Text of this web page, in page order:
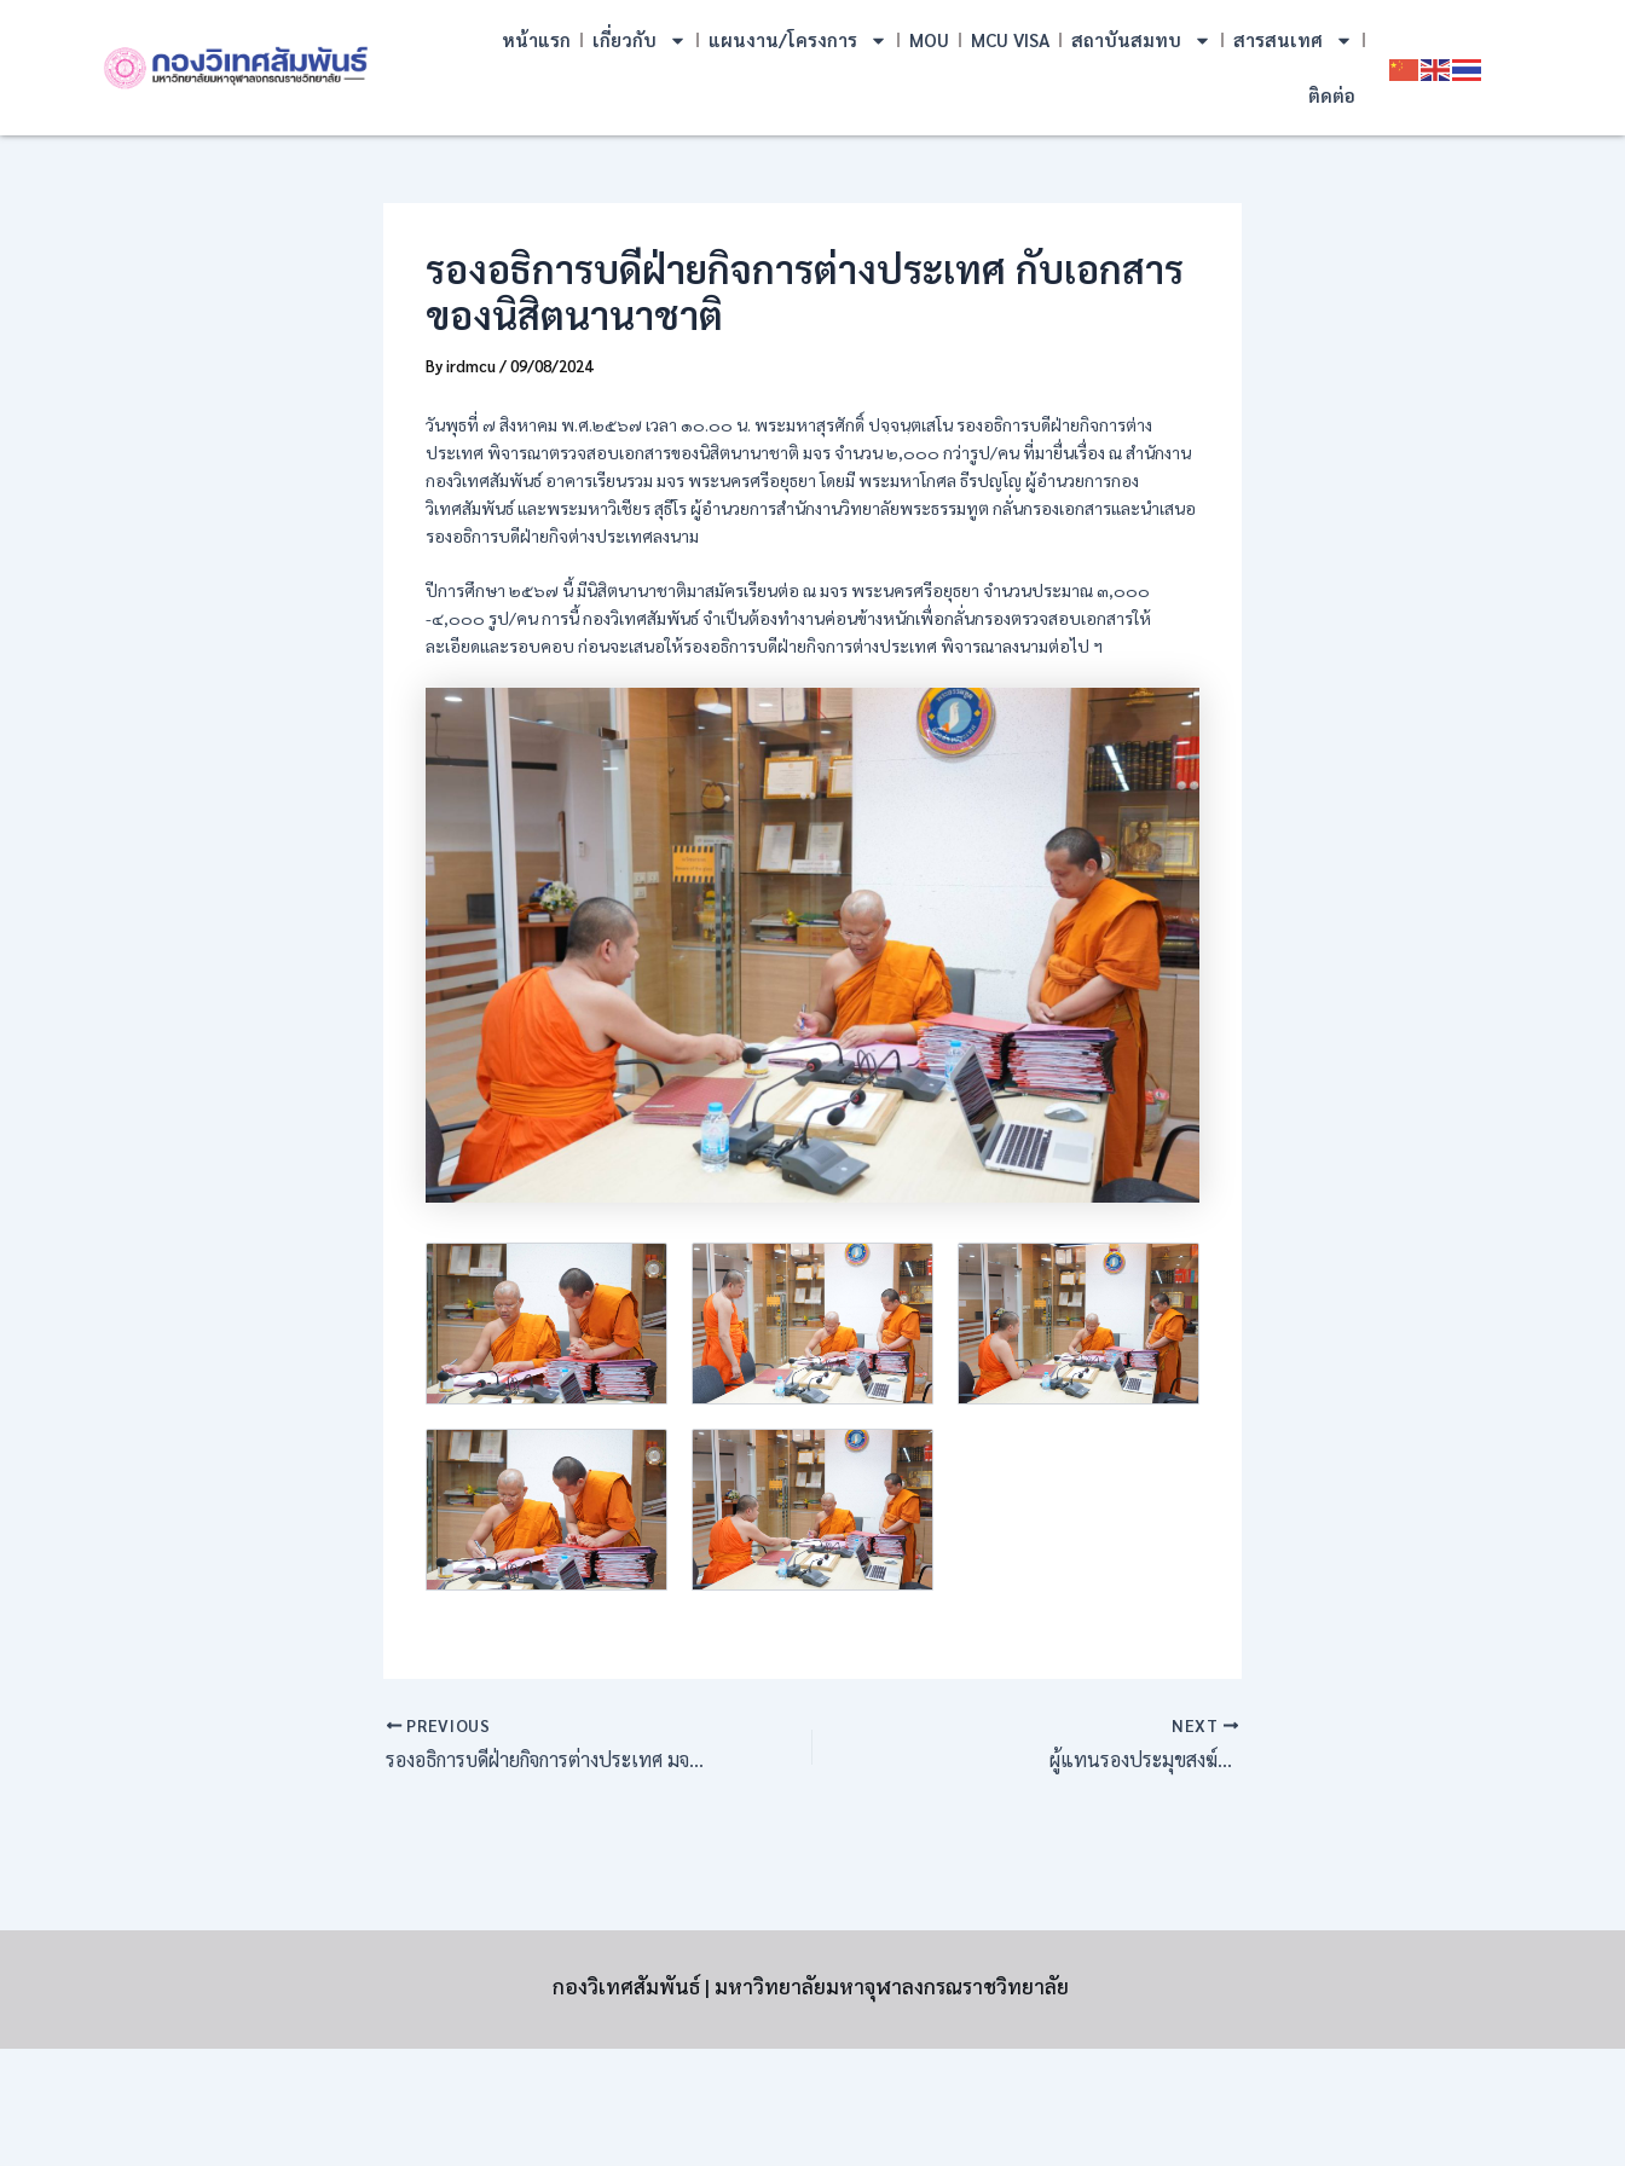
หน้าแรก เกี่ยวกับ แผนงาน/โครงการ MOU MCU VISA สถาบันสมทบ สารสนเทศ
ติดต่อ
รองอธิการบดีฝ่ายกิจการต่างประเทศ กับเอกสาร
ของนิสิตนานาชาติ
Byirdmcu/09/08/2024
วันพุธที่ ๗ สิงหาคม พ.ศ.๒๕๖๗ เวลา ๑๐.๐๐ น. พระมหาสุรศักดิ์ ปจฺจนฺตเสโน รองอธิการบดีฝ่ายกิจการต่าง
ประเทศ พิจารณาตรวจสอบเอกสารของนิสิตนานาชาติ มจร จำนวน ๒,๐๐๐ กว่ารูป/คน ที่มายื่นเรื่อง ณ สำนักงาน
กองวิเทศสัมพันธ์ อาคารเรียนรวม มจร พระนครศรีอยุธยา โดยมี พระมหาโกศล ธีรปญโญ ผู้อำนวยการกอง
วิเทศสัมพันธ์ และพระมหาวิเชียร สุธีโร ผู้อำนวยการสำนักงานวิทยาลัยพระธรรมทูต กลั่นกรองเอกสารและนำเสนอ
รองอธิการบดีฝ่ายกิจต่างประเทศลงนาม
ปีการศึกษา ๒๕๖๗ นี้ มีนิสิตนานาชาติมาสมัครเรียนต่อ ณ มจร พระนครศรีอยุธยา จำนวนประมาณ ๓,๐๐๐
-๔,๐๐๐ รูป/คน การนี้ กองวิเทศสัมพันธ์ จำเป็นต้องทำงานค่อนข้างหนักเพื่อกลั่นกรองตรวจสอบเอกสารให้
ละเอียดและรอบคอบ ก่อนจะเสนอให้รองอธิการบดีฝ่ายกิจการต่างประเทศ พิจารณาลงนามต่อไป ฯ
PREVIOUS
รองอธิการบดีฝ่ายกิจการต่างประเทศ มจร ประชุมเตรียมพิธีปฐมนิเทศนิสิตนานาชาติ ประจำปีการศึกษา ๒๕๖๗
NEXT
ผู้แทนรองประมุขสงฆ์แห่งสาธารณรัฐประชาชนจีน ถวายสักการะ รองอธิการบดีฝ่ายกิจการต่างประเทศ มจร
กองวิเทศสัมพันธ์ | มหาวิทยาลัยมหาจุฬาลงกรณราชวิทยาลัย